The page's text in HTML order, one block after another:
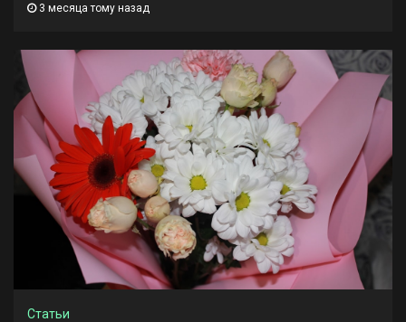
3 месяца тому назад
Статьи